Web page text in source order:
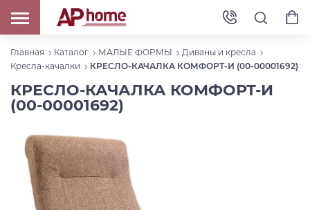
Главная Каталог МАЛЫЕ ФОРМЫ
Диваны и кресла
Кресла-качалки
КРЕСЛО-КАЧАЛКА КОМФОРТ-И (00-00001692)
КРЕСЛО-КАЧАЛКА КОМФОРТ-И
(00-00001692)